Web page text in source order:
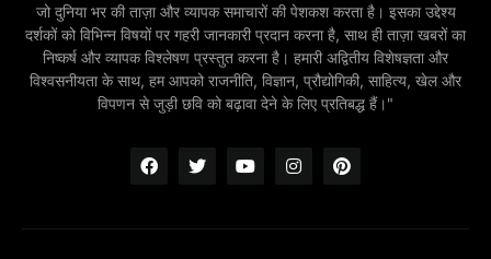
जो दुनिया भर की ताज़ा और व्यापक समाचारों की पेशकश करता है। इसका उद्देश्य
दर्शकों को विभिन्न विषयों पर गहरी जानकारी प्रदान करना है, साथ ही ताज़ा खबरों का
निष्कर्ष और व्यापक विश्लेषण प्रस्तुत करना है। हमारी अद्वितीय विशेषज्ञता और
विश्वसनीयता के साथ, हम आपको राजनीति, विज्ञान, प्रौद्योगिकी, साहित्य, खेल और
विपणन से जुड़ी छवि को बढ़ावा देने के लिए प्रतिबद्ध हैं।"